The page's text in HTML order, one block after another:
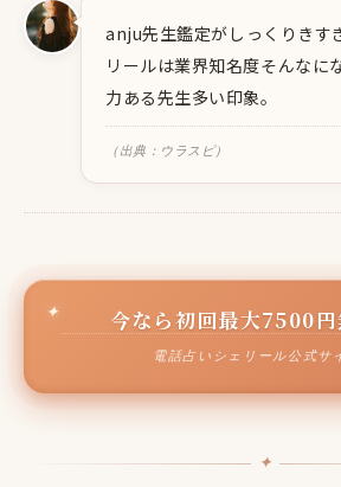
anju先生鑑定がしっくりきす
リールは業界知名度そんなに
力ある先生多い印象。
（出典：ウラスピ）
今なら初回最大7500
電話占いシェリール公式サ
✦